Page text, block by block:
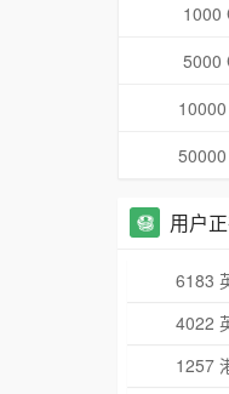
1000
5000
用户
6183
4022
1257